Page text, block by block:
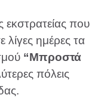
εκστρατείας που
λίγες ημέρες τα
“Μπροστά
πόλεις